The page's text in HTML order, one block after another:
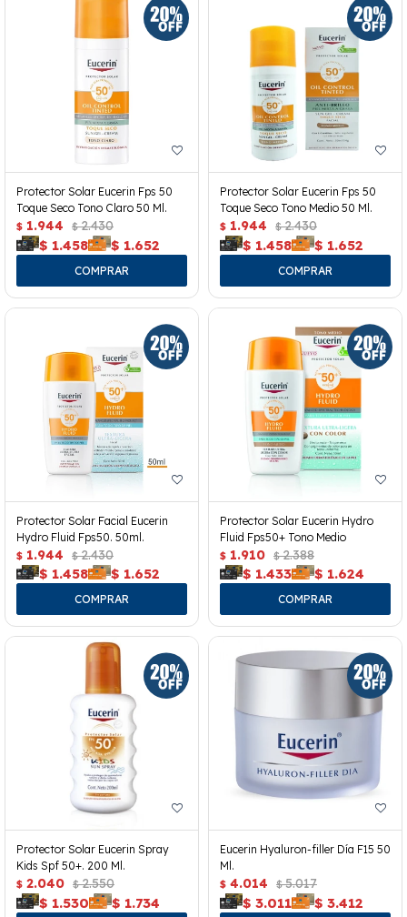
Protector Solar Eucerin Fps 50
Toque Seco Tono Claro 50 Ml.
$ 1.944 $ 2.430
$ 1.458 $ 1.652
Protector Solar Eucerin Fps 50
Toque Seco Tono Medio 50 Ml.
$ 1.944 $ 2.430
$ 1.458 $ 1.652
Protector Solar Facial Eucerin
Hydro Fluid Fps50. 50ml.
$ 1.944 $ 2.430
$ 1.458 $ 1.652
Protector Solar Eucerin Hydro
Fluid Fps50+ Tono Medio
$ 1.910 $ 2.388
$ 1.433 $ 1.624
Protector Solar Eucerin Spray
Kids Spf 50+. 200 Ml.
$ 2.040 $ 2.550
$ 1.530 $ 1.734
Eucerin Hyaluron-filler Día F15 50
Ml.
$ 4.014 $ 5.017
$ 3.011 $ 3.412